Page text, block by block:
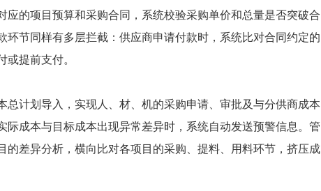
的项目预算和采购合同，系统校验采购单价和总量是否突破合
节同样有多层拦截：供应商申请付款时，系统比对合同约定的
提前支付。
划导入，实现人、材、机的采购申请、审批及与分供商成本
成本与目标成本出现异常差异时，系统自动发送预警信息。管
差异分析，横向比对各项目的采购、提料、用料环节，挤压成